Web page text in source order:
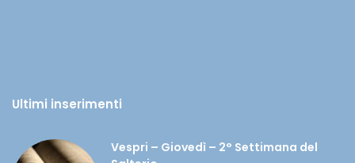
Ultimi inserimenti
Vespri – Giovedì – 2° Settimana del